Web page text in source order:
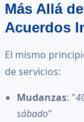
Más Allá
Acuerdos
El mismo
de servicios:
Mudanzas: "
sábado"